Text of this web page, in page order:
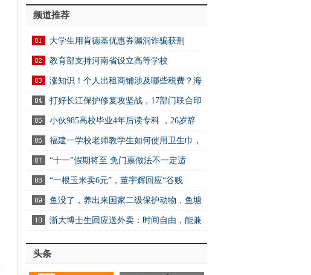
降1%，租赁市场量价齐跌
庆消防总队：没接到通知
频道推荐
大学生用肯德基优惠券漏洞诈骗获刑
教育部支持河南省设立高等学校
涨知识！个人出租商铺涉及哪些税费？海
打好长江保护修复攻坚战，17部门联合印
小伙985高校毕业4年后读专科 ，26岁辞
福建一学校老师教学生如何使用卫生巾，
“十一”假期将至 免门票做法不一定适
“一根玉米卖6元”，董宇辉回应“谷贱
鱼没了，养出来国家二级保护动物，鱼塘
浙大博士生回应送外卖：时间自由，能兼
头条